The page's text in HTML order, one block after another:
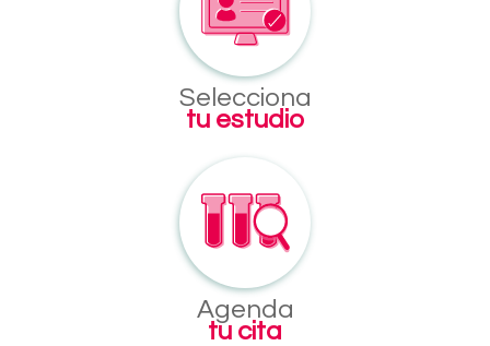
Selecciona
tu estudio
Agenda
tu cita